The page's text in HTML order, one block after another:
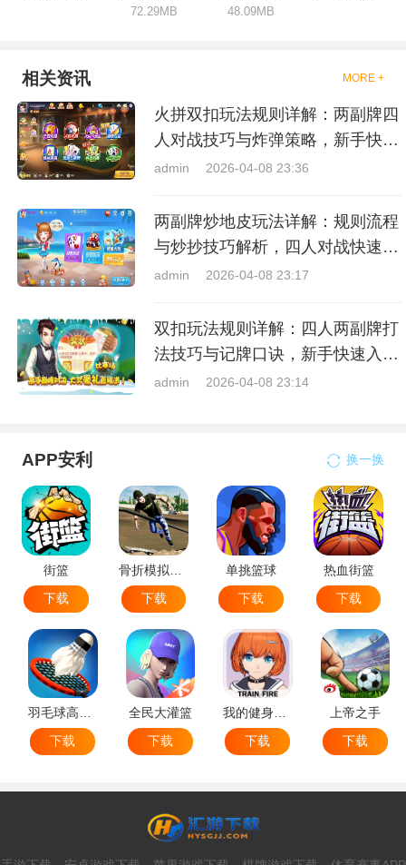
72.29MB 48.09MB
相关资讯 MORE +
火拼双扣玩法规则详解：两副牌四
人对战技巧与炸弹策略，新手快速
上手指南
admin 2026-04-08 23:36
两副牌炒地皮玩法详解：规则流程
与炒抄技巧解析，四人对战快速入
门指南
admin 2026-04-08 23:17
双扣玩法规则详解：四人两副牌打
法技巧与记牌口诀，新手快速入门
指南
admin 2026-04-08 23:14
APP安利 换一换
街篮
下载
下载
单挑篮球
下载
热血街篮
下载
下载
全民大灌篮
下载
下载
上帝之手
下载